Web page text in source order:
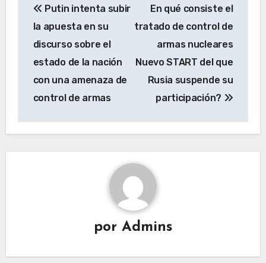
de
entradas
Putin intenta subir
la apuesta en su
discurso sobre el
estado de la nación
con una amenaza de
control de armas
En qué consiste el
tratado de control de
armas nucleares
Nuevo START del que
Rusia suspende su
participación?
por Admins